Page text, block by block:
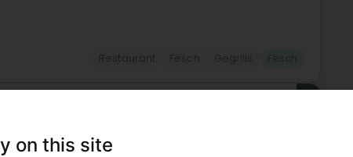
on this site